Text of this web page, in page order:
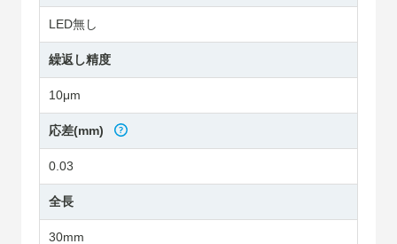
LED無し
繰返し精度
10μm
応差(mm)
0.03
全長
30mm